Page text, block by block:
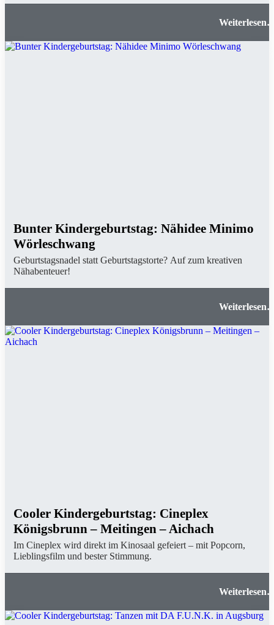
Einzigartig in
Bunter Kindergeburtstag: Nähidee Minimo
Wörleschwang
Geburtstagsnadel statt Geburtstagstorte? Auf zum kreativen
Nähabenteuer!
Meitingen –
Cooler Kindergeburtstag: Cineplex
Königsbrunn – Meitingen – Aichach
Im Cineplex wird direkt im Kinosaal gefeiert – mit Popcorn,
Lieblingsfilm und bester Stimmung.